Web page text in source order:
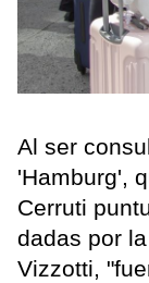
Al ser
'Hamburg',
Cerruti
dadas por
Vizzotti,